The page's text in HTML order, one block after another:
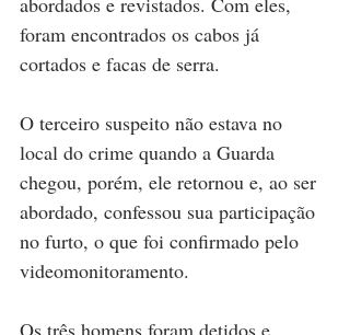
foram encontrados os cabos já
cortados e facas de serra.
O terceiro suspeito não estava no
local do crime quando a Guarda
chegou, porém, ele retornou e, ao ser
abordado, confessou sua participação
no furto, o que foi confirmado pelo
videomonitoramento.
Os três homens foram detidos e